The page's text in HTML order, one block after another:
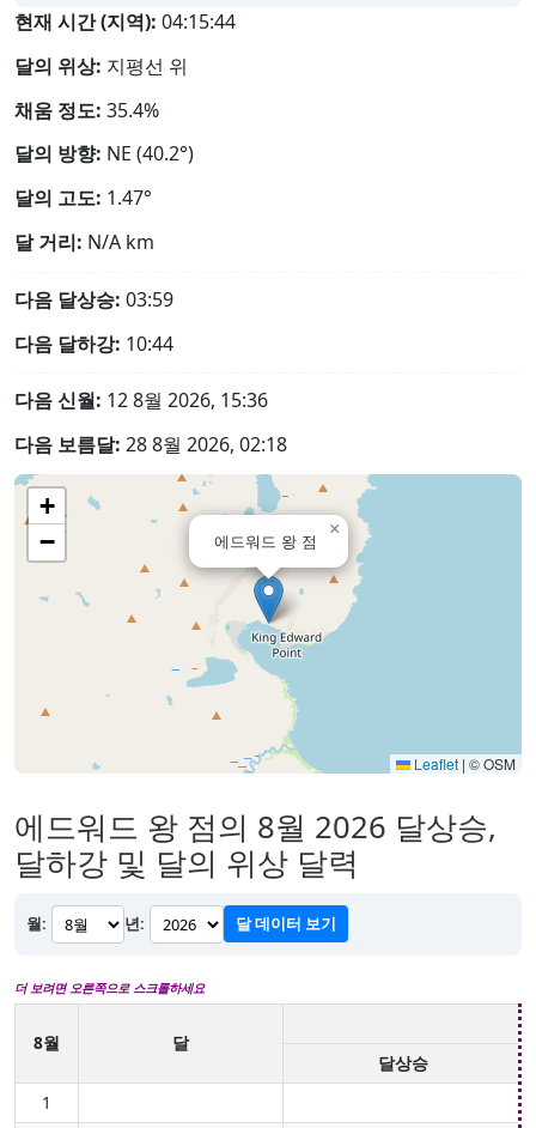
현재 시간 (지역): 04:15:45
달의 위상: 지평선 위
채움 정도: 35.4%
달의 방향: NE (40.2°)
달의 고도: 1.47°
달 거리: N/A km
다음 달상승: 03:59
다음 달하강: 10:44
다음 신월: 12 8월 2026, 15:36
다음 보름달: 28 8월 2026, 02:18
에드워드 왕 점
×
+
−
Leaflet | © OSM
에드워드 왕 점의 8월 2026 달상승,
달하강 및 달의 위상 달력
월: 년: 달 데이터 보기
더 보려면 오른쪽으로 스크롤하세요
8월
달
달상승
1